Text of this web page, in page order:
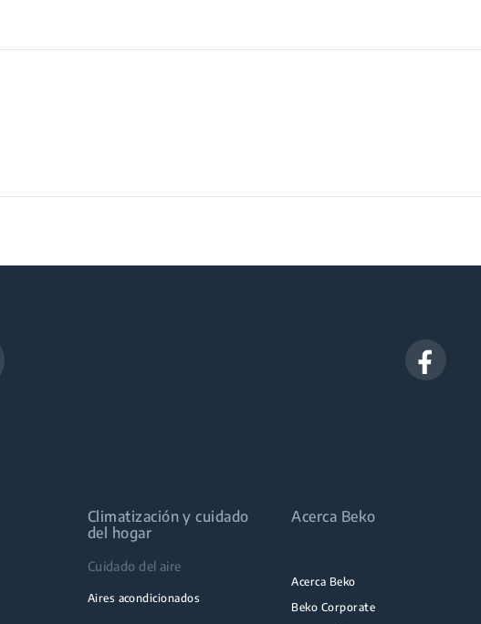
Climatización y cuidado
del hogar
Cuidado del aire
Aires acondicionados
Acerca Beko
Acerca Beko
Beko Corporate